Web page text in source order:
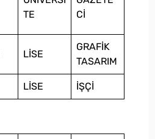
TE
Cİ
LİSE
GRAFİK
TASARIM
LİSE İŞÇİ